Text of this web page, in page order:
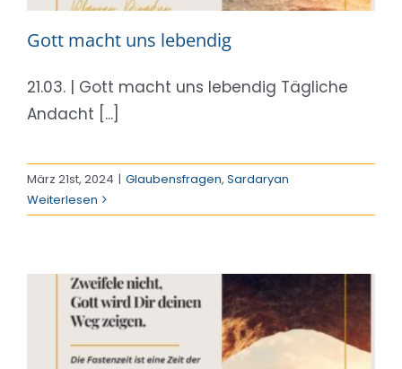
Gott macht uns lebendig
21.03. | Gott macht uns lebendig Tägliche
Andacht [...]
März 21st, 2024 | Glaubensfragen, Sardaryan
Weiterlesen